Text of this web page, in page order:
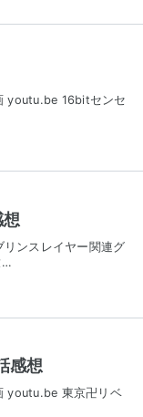
youtu.be 16bitセンセ
ンスレイヤー関連グ
…
感想
youtu.be 東京卍リベ